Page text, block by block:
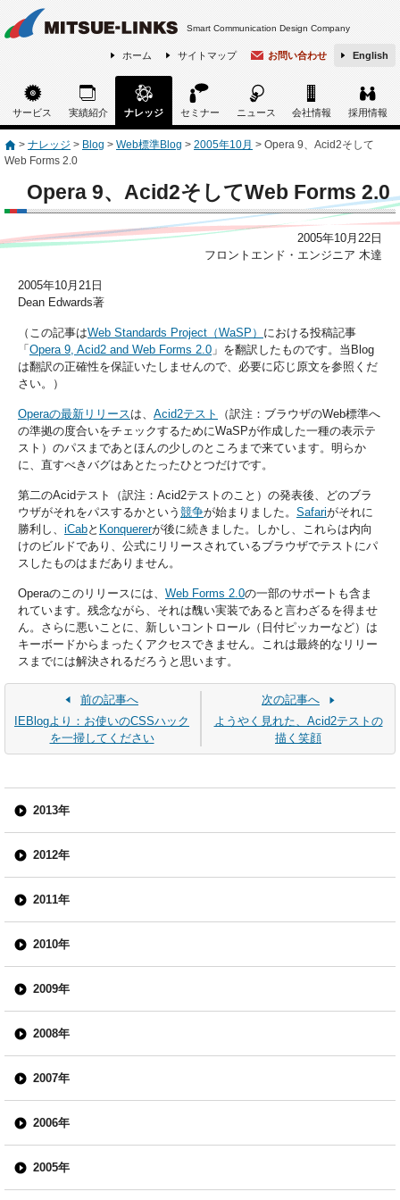
Smart Communication Design Company
ホーム サイトマップ お問い合わせ English
サービス 実績紹介 ナレッジ セミナー ニュース 会社情報 採用情報
> ナレッジ > Blog > Web標準Blog > 2005年10月 > Opera 9、Acid2そして
Web Forms 2.0
Opera 9、Acid2そしてWeb Forms 2.0
2005年10月22日
フロントエンド・エンジニア 木達
2005年10月21日
Dean Edwards著
（この記事はWeb Standards Project（WaSP） における投稿記事
「 Opera 9, Acid2 and Web Forms 2.0 」を翻訳したものです。当Blog
は翻訳の正確性を保証いたしませんので、必要に応じ原文を参照くだ
さい。）
Operaの最新リリースは、 Acid2テスト
（訳注：ブラウザのWeb標準へ
の準拠の度合いをチェックするためにWaSPが作成した一種の表示テ
スト）のパスまであとほんの少しのところまで来ています。明らか
に、直すべきバグはあとたったひとつだけです。
第二のAcidテスト（訳注：Acid2テストのこと）の発表後、どのブラ
ウザがそれをパスするかという 競争が始まりました。 Safariがそれに
勝利し、 iCabと Konquererが後に続きました。しかし、これらは内向
けのビルドであり、公式にリリースされているブラウザでテストにパ
スしたものはまだありません。
Operaのこのリリースには、 Web Forms 2.0の一部のサポートも含ま
れています。残念ながら、それは醜い実装であると言わざるを得ませ
ん。さらに悪いことに、新しいコントロール（日付ピッカーなど）は
キーボードからまったくアクセスできません。これは最終的なリリー
スまでには解決されるだろうと思います。
前の記事へ
IEBlogより：お使いのCSSハック
を一掃してください
次の記事へ
ようやく見れた、Acid2テストの
描く笑顔
2013年
2012年
2011年
2010年
2009年
2008年
2007年
2006年
2005年